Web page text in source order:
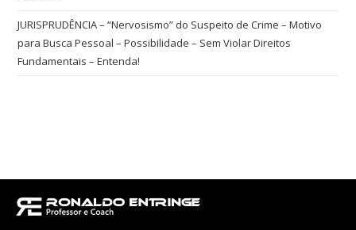
JURISPRUDÊNCIA – “Nervosismo” do Suspeito de Crime – Motivo
para Busca Pessoal – Possibilidade – Sem Violar Direitos
Fundamentais – Entenda!